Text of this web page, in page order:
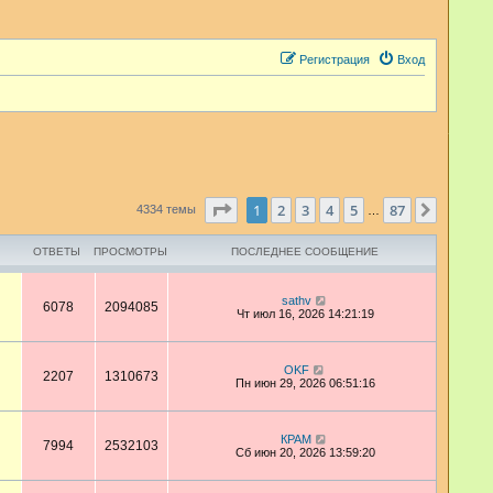
Вход
Регистрация
4334 темы Страница1 из 87
1 2 3 4 5 87
ОТВЕТЫ ПРОСМОТРЫ ПОСЛЕДНЕЕ СООБЩЕНИЕ
6078 2094085
sathv
Чт июл 16, 2026 14:21:19
2207 1310673
OKF
Пн июн 29, 2026 06:51:16
7994 2532103
КРАМ
Сб июн 20, 2026 13:59:20